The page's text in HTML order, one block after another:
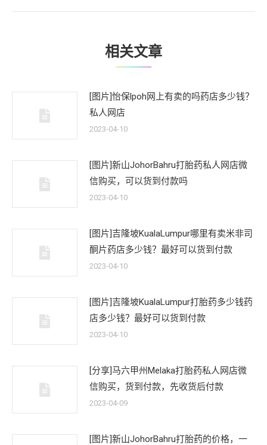
文
相关文章
[图片]怡保lpoh网上有卖的吗药店多少钱？
私人网店
2023-04-10
[图片]新山JohorBahru打胎药私人网店微
信购买，可以货到付款吗
2023-04-10
[图片]吉隆坡KualaLumpur哪里有卖米非司
酮片药店多少钱？最好可以货到付款
2023-04-10
[图片]吉隆坡KualaLumpur打胎药多少钱药
店多少钱？最好可以货到付款
2023-04-10
[分享]马六甲州Melaka打胎药私人网店微
信购买，货到付款，先收货后付款
2023-04-09
[图片]新山JohorBahru打胎药的价格，一